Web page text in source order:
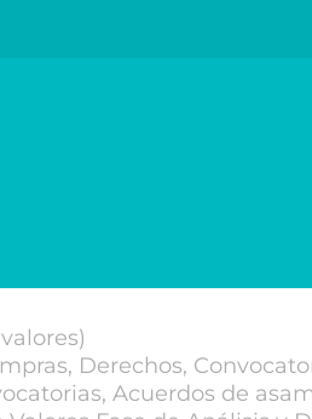
Derechos,
Acuerdos de